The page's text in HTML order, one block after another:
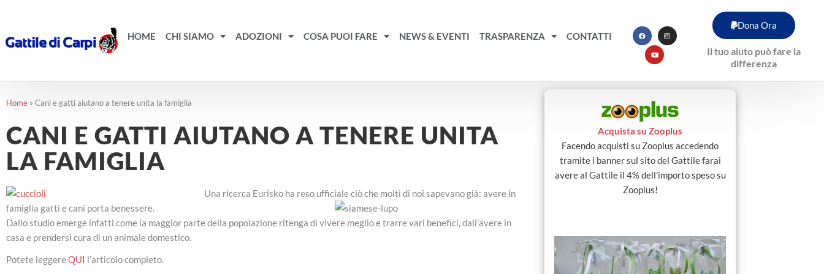
contenuto
HOME CHI SIAMO ADOZIONI COSA PUOI FARE NEWS & EVENTI TRASPARENZA CONTATTI
a
c
e
b
n
s
t
a
u
b
e
Dona Ora
Il tuo aiuto può fare la
differenza
Home » Cani e gatti aiutano a tenere unita la famiglia
CANI E GATTI AIUTANO A TENERE UNITA
LA FAMIGLIA
Una ricerca Eurisko ha reso ufficiale ciò che molti di noi sapevano già: avere in
famiglia gatti e cani porta benessere.
Dallo studio emerge infatti come la maggior parte della popolazione ritenga di vivere meglio e trarre vari benefici, dall’avere in
casa e prendersi cura di un animale domestico.
Potete leggereQUI l’articolo completo.
Acquista su Zooplus
Facendo acquisti su Zooplus accedendo
tramite i banner sul sito del Gattile farai
avere al Gattile il 4% dell'importo speso su
Zooplus!